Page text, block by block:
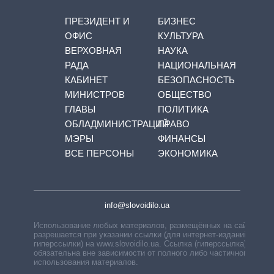
ПРЕЗИДЕНТ И
ОФИС
ВЕРХОВНАЯ
РАДА
КАБИНЕТ
МИНИСТРОВ
ГЛАВЫ
ОБЛАДМИНИСТРАЦИЙ
МЭРЫ
ВСЕ ПЕРСОНЫ
БИЗНЕС
КУЛЬТУРА
НАУКА
НАЦИОНАЛЬНАЯ
БЕЗОПАСНОСТЬ
ОБЩЕСТВО
ПОЛИТИКА
ПРАВО
ФИНАНСЫ
ЭКОНОМИКА
info@slovoidilo.ua
Использование любых материалов, размещённых на сайте,
разрешается при указании ссылки (для интернет-изданий —
гиперссылки) на www.slovoidilo.ua. Ссылка (гиперссылка)
обязательна вне зависимости от полного либо частичного
использования материалов.